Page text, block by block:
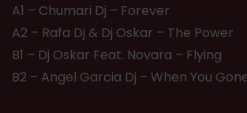
A1 – Chumari Dj – Forever
A2 – Rafa Dj & Dj Oskar – The Power
B1 – Dj Oskar Feat. Novara – Flying
B2 – Angel Garcia Dj – When You